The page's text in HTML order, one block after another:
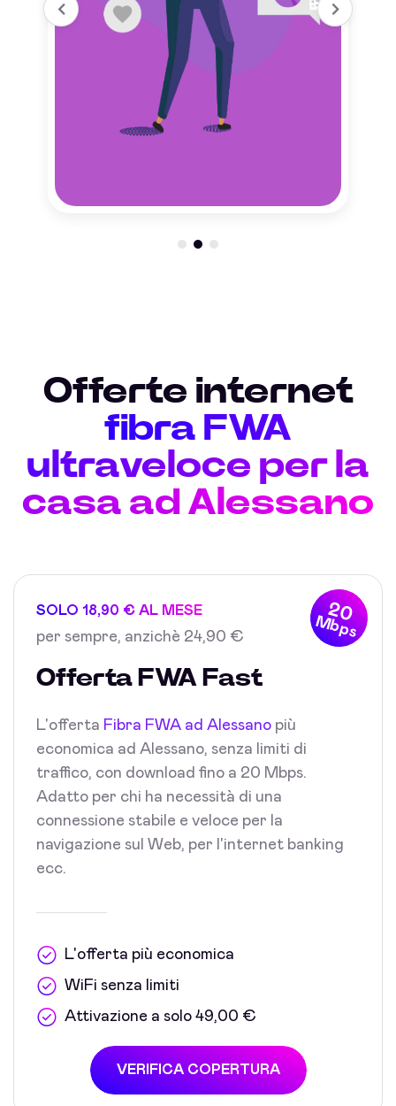
Offerte internet
fibra FWA
ultraveloce per la
casa ad Alessano
20
Mbps
SOLO 18,90 € AL MESE
per sempre, anzichè 24,90 €
Offerta FWA Fast
L'offerta Fibra FWA ad Alessano più
economica ad Alessano, senza limiti di
traffico, con download fino a 20 Mbps.
Adatto per chi ha necessità di una
connessione stabile e veloce per la
navigazione sul Web, per l'internet banking
ecc.
L'offerta più economica
WiFi senza limiti
Attivazione a solo 49,00 €
VERIFICA COPERTURA